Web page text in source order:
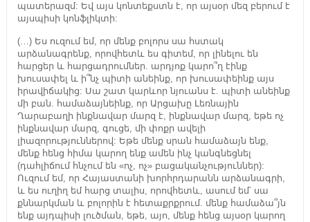
պատերազմ: Եվ այս կոնտեքստն է, որ այսօր մեզ բերում է
այսպիսի կոնֆլիկտի:
(…) Ես ուզում եմ, որ մենք բոլորս սա հստակ
արձանագրենք, որովհետև ես գիտեմ, որ լինելու են
հարցեր և հարցադրումներ. արդյոք կարո՞ղ էինք
խուսափել և ի՞նչ պիտի անեինք, որ խուսափեինք այս
իրավիճակից: Սա շատ կարևոր նյուանս է. պիտի անեինք
մի բան. համաձայնեինք, որ Արցախը Լեռնային
Ղարաբաղի ինքնավար մարզ է, ինքնավար մարզ, եթե ոչ
ինքնավար մարզ, գուցե, մի փոքր ավելի
լիազորություններով: Եթե մենք սրան համաձայն ենք,
մենք հենց հիմա կարող ենք ամեն ինչ կանգնեցնել
(դահլիճում հնչում են «ոչ, ոչ» բացականչություններ):
Ուզում եմ, որ Հայաստանի խորհրդարանն արձանագրի,
և ես ուղիղ եմ հարց տալիս, որովհետև, ասում եմ՝ սա
քննարկման և բոլորին է հետաքրքրում. մենք համաձա՞յն
ենք այդպիսի լուծման, եթե, այո, մենք հենց այսօր կարող